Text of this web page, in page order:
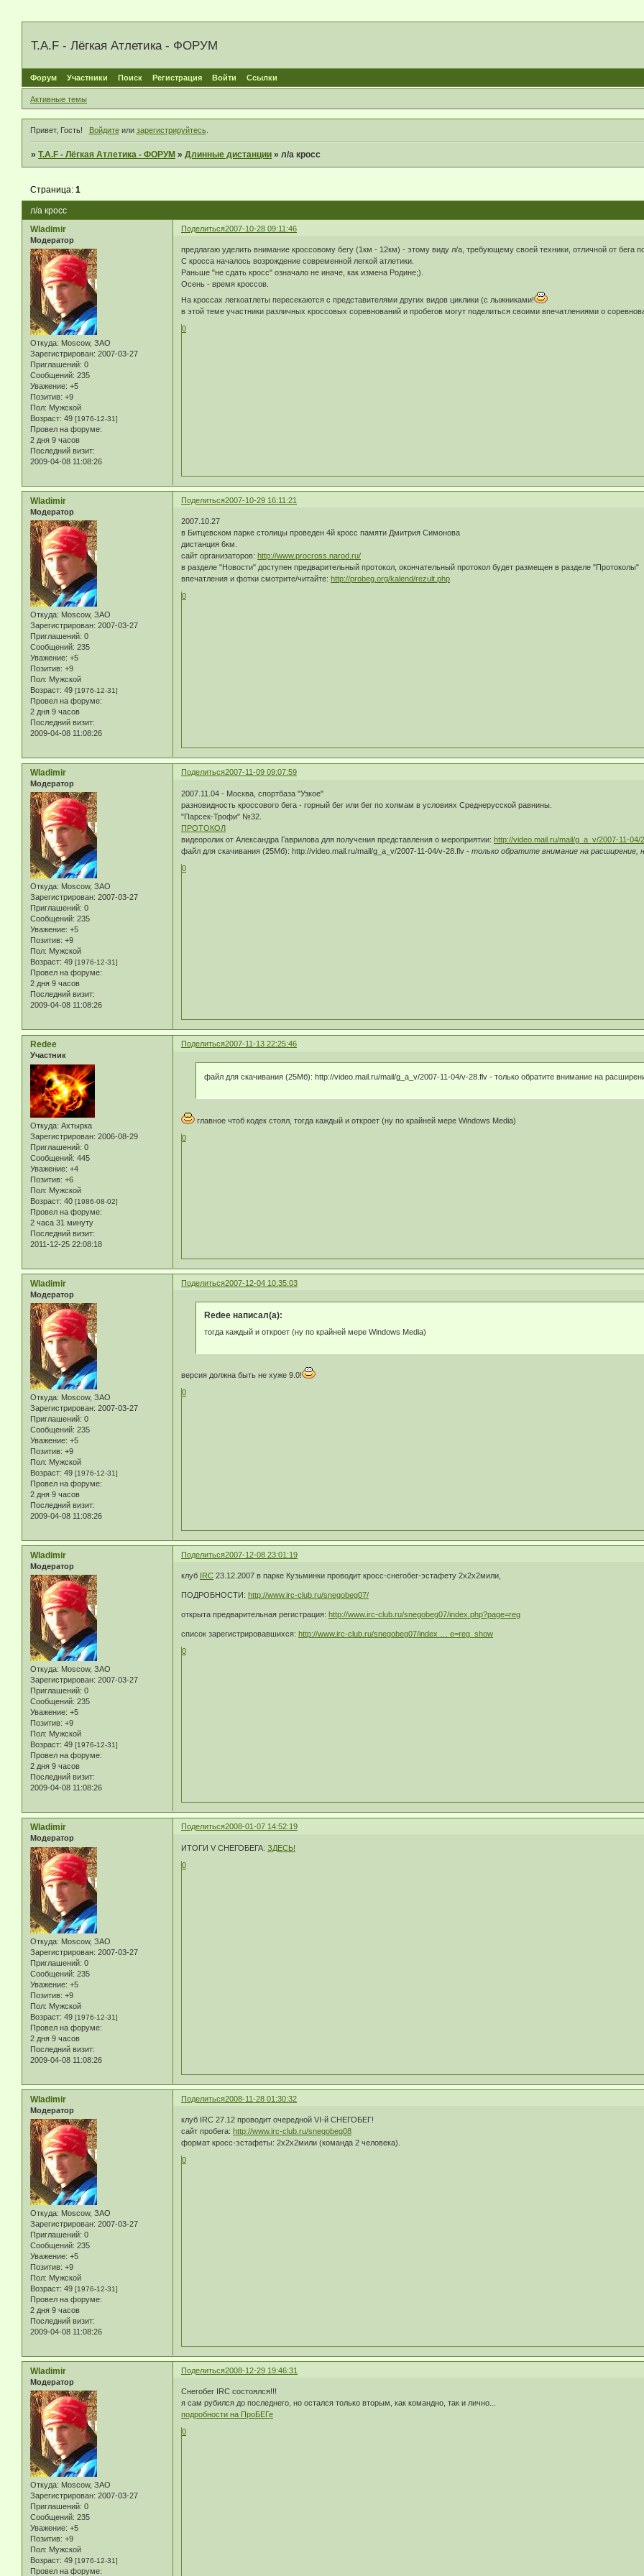
T.A.F - Лёгкая Атлетика - ФОРУМ
Форум Участники Поиск Регистрация Войти Ссылки
Активные темы
Привет, Гость! Войдитеили зарегистрируйтесь.
»T.A.F - Лёгкая Атлетика - ФОРУМ »Длинные дистанции »л/а кросс
л/а кросс
Страница:1
Поделиться2007-10-28 09:11:46
Wladimir
Модератор
Откуда: Moscow, ЗАО
Зарегистрирован: 2007-03-27
Приглашений: 0
Сообщений: 235
Уважение: +5
Позитив: +9
Пол: Мужской
Возраст: 49 [1976-12-31]
Провел на форуме:
2 дня 9 часов
Последний визит:
2009-04-08 11:08:26
предлагаю уделить внимание кроссовому бегу (1км - 12км) - этому виду л/а, требующему своей техники, отличной от бега
С кросса началось возрождение современной легкой атлетики.
Раньше "не сдать кросс" означало не иначе, как измена Родине;).
Осень - время кроссов.
На кроссах легкоатлеты пересекаются с представителями других видов циклики (с лыжниками!
в этой теме участники различных кроссовых соревнований и пробегов могут поделиться своими впечатлениями о
0
Поделиться2007-10-29 16:11:21
Wladimir
Модератор
Откуда: Moscow, ЗАО
Зарегистрирован: 2007-03-27
Приглашений: 0
Сообщений: 235
Уважение: +5
Позитив: +9
Пол: Мужской
Возраст: 49 [1976-12-31]
Провел на форуме:
2 дня 9 часов
Последний визит:
2009-04-08 11:08:26
2007.10.27
в Битцевском парке столицы проведен 4й кросс памяти Дмитрия Симонова
дистанция 6км.
сайт организаторов: http://www.procross.narod.ru/
в разделе "Новости" доступен предварительный протокол, окончательный протокол будет размещен в разделе "Протоколы"
впечатления и фотки смотрите/читайте: http://probeg.org/kalend/rezult.php
0
Поделиться2007-11-09 09:07:59
Wladimir
Модератор
Откуда: Moscow, ЗАО
Зарегистрирован: 2007-03-27
Приглашений: 0
Сообщений: 235
Уважение: +5
Позитив: +9
Пол: Мужской
Возраст: 49 [1976-12-31]
Провел на форуме:
2 дня 9 часов
Последний визит:
2009-04-08 11:08:26
2007.11.04 - Москва, спортбаза "Узкое"
разновидность кроссового бега - горный бег или бег по холмам в условиях Среднерусской равнины.
"Парсек-Трофи" №32.
ПРОТОКОЛ
видеоролик от Александра Гаврилова для получения представления о мероприятии:http://video.mail.ru/mail/g_a_v/2007-11-04/
файл для скачивания (25Мб): http://video.mail.ru/mail/g_a_v/2007-11-04/v-28.flv -только обратите внимание на расширение,
0
Поделиться2007-11-13 22:25:46
Redee
Участник
Откуда: Ахтырка
Зарегистрирован: 2006-08-29
Приглашений: 0
Сообщений: 445
Уважение: +4
Позитив: +6
Пол: Мужской
Возраст: 40 [1986-08-02]
Провел на форуме:
2 часа 31 минуту
Последний визит:
2011-12-25 22:08:18
файл для скачивания (25Мб): http://video.mail.ru/mail/g_a_v/2007-11-04/v-28.flv - только обратите внимание на
главное чтоб кодек стоял, тогда каждый и откроет (ну по крайней мере Windows Media)
0
Поделиться2007-12-04 10:35:03
Wladimir
Модератор
Откуда: Moscow, ЗАО
Зарегистрирован: 2007-03-27
Приглашений: 0
Сообщений: 235
Уважение: +5
Позитив: +9
Пол: Мужской
Возраст: 49 [1976-12-31]
Провел на форуме:
2 дня 9 часов
Последний визит:
2009-04-08 11:08:26
Redee написал(а):
тогда каждый и откроет (ну по крайней мере Windows Media)
версия должна быть не хуже 9.0!
0
Поделиться2007-12-08 23:01:19
Wladimir
Модератор
Откуда: Moscow, ЗАО
Зарегистрирован: 2007-03-27
Приглашений: 0
Сообщений: 235
Уважение: +5
Позитив: +9
Пол: Мужской
Возраст: 49 [1976-12-31]
Провел на форуме:
2 дня 9 часов
Последний визит:
2009-04-08 11:08:26
клуб IRC 23.12.2007 в парке Кузьминки проводит кросс-снегобег-эстафету 2х2х2мили,
ПОДРОБНОСТИ: http://www.irc-club.ru/snegobeg07/
открыта предварительная регистрация: http://www.irc-club.ru/snegobeg07/index.php?page=reg
список зарегистрировавшихся: http://www.irc-club.ru/snegobeg07/index … e=reg_show
0
Поделиться2008-01-07 14:52:19
Wladimir
Модератор
Откуда: Moscow, ЗАО
Зарегистрирован: 2007-03-27
Приглашений: 0
Сообщений: 235
Уважение: +5
Позитив: +9
Пол: Мужской
Возраст: 49 [1976-12-31]
Провел на форуме:
2 дня 9 часов
Последний визит:
2009-04-08 11:08:26
ИТОГИ V СНЕГОБЕГА:ЗДЕСЬ!
0
Поделиться2008-11-28 01:30:32
Wladimir
Модератор
Откуда: Moscow, ЗАО
Зарегистрирован: 2007-03-27
Приглашений: 0
Сообщений: 235
Уважение: +5
Позитив: +9
Пол: Мужской
Возраст: 49 [1976-12-31]
Провел на форуме:
2 дня 9 часов
Последний визит:
2009-04-08 11:08:26
клуб IRC 27.12 проводит очередной VI-й СНЕГОБЕГ!
сайт пробега:http://www.irc-club.ru/snegobeg08
формат кросс-эстафеты: 2х2х2мили (команда 2 человека).
0
Поделиться2008-12-29 19:46:31
Wladimir
Модератор
Откуда: Moscow, ЗАО
Зарегистрирован: 2007-03-27
Приглашений: 0
Сообщений: 235
Уважение: +5
Позитив: +9
Пол: Мужской
Возраст: 49 [1976-12-31]
Провел на форуме:
Снегобег IRC состоялся!!!
я сам рубился до последнего, но остался только вторым, как командно, так и лично...
подробности на ПроБЕГе
0